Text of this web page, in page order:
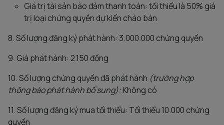
Giá trị tài sản bảo đảm thanh toán: tối thiểu là 50% giá
trị loại chứng quyền dự kiến chào bán
8. Số lượng đăng ký phát hành: 3.000.000 chứng quyền
9. Giá phát hành: 2.150 đồng
10. Số lượng chứng quyền đã phát hành (trường hợp
thông báo phát hành bổ sung):Không có
11. Số lượng đăng ký mua tối thiểu: Tối thiểu 10.000 chứng
quyền